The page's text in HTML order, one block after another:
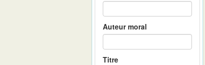
Auteur moral
Titre